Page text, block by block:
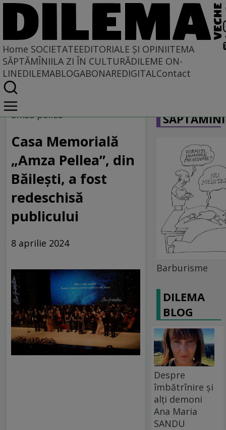
Home SOCIETATEEDITORIALE ȘI OPINIITEMA
SĂPTĂMÎNIILA ZI ÎN CULTURĂDILEME ON-
LINEDILEMABLOGABONAREDIGITALContact
Home
Societate
amza pellea
Casa Memorială
„Amza Pellea”, din
Băilești, a fost
redeschisă
publicului
8 aprilie 2024
Barburisme
DILEMA
BLOG
Despre
îmbătrînire și
alți demoni
Ana Maria
SANDU